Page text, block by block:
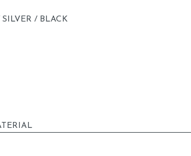
/ BLACK